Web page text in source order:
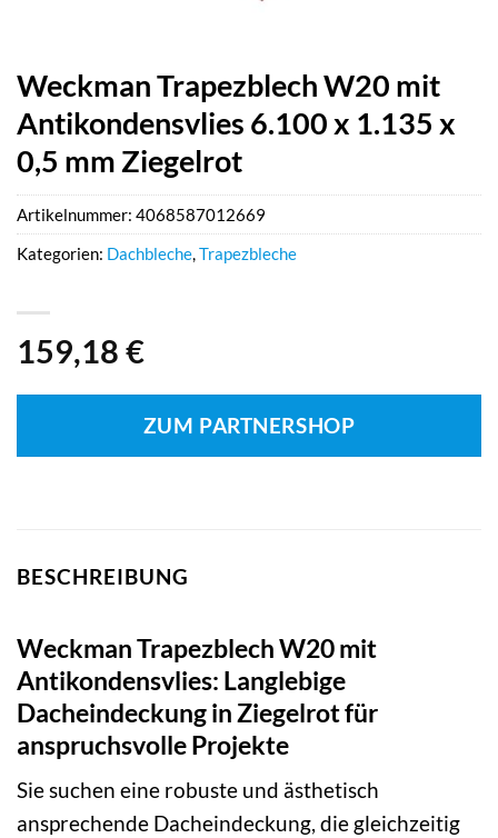
Weckman Trapezblech W20 mit
Antikondensvlies 6.100 x 1.135 x
0,5 mm Ziegelrot
159,18 €
ZUM PARTNERSHOP
Artikelnummer: 4068587012669
Kategorien: Dachbleche,Trapezbleche
BESCHREIBUNG
Weckman Trapezblech W20 mit
Antikondensvlies: Langlebige
Dacheindeckung in Ziegelrot für
anspruchsvolle Projekte
Sie suchen eine robuste und ästhetisch
ansprechende Dacheindeckung, die gleichzeitig